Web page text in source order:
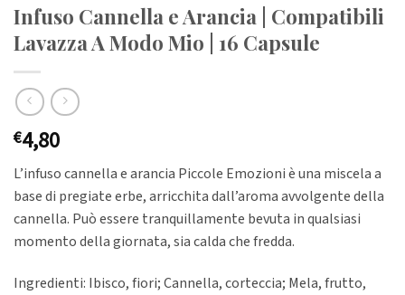
Infuso Cannella e Arancia | Compatibili
Lavazza A Modo Mio | 16 Capsule
€4,80
L’infuso cannella e arancia Piccole Emozioni è una miscela a
base di pregiate erbe, arricchita dall’aroma avvolgente della
cannella. Può essere tranquillamente bevuta in qualsiasi
momento della giornata, sia calda che fredda.
Ingredienti: Ibisco, fiori; Cannella, corteccia; Mela, frutto,